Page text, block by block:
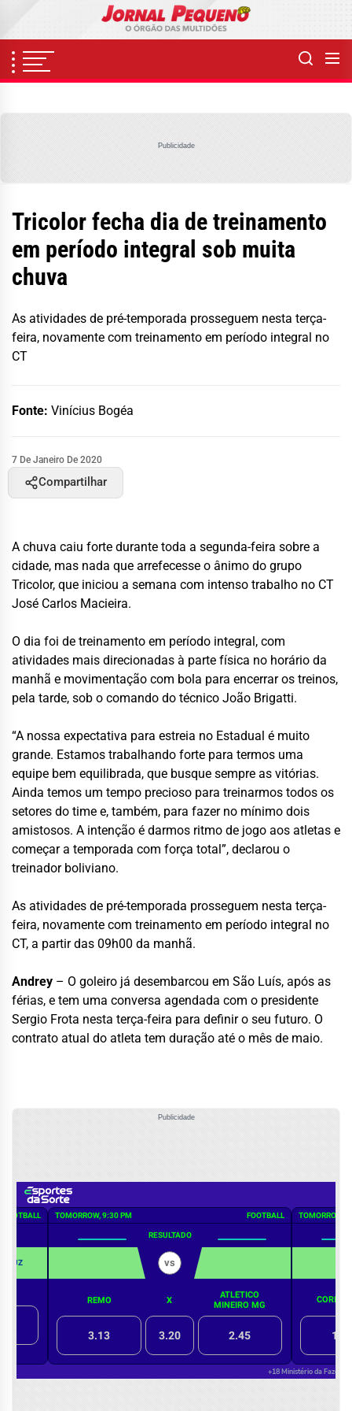
content
Publicidade
Tricolor fecha dia de treinamento
em período integral sob muita
chuva
As atividades de pré-temporada prosseguem nesta terça-
feira, novamente com treinamento em período integral no
CT
Fonte: Vinícius Bogéa
7 De Janeiro De 2020
Compartilhar
A chuva caiu forte durante toda a segunda-feira sobre a
cidade, mas nada que arrefecesse o ânimo do grupo
Tricolor, que iniciou a semana com intenso trabalho no CT
José Carlos Macieira.
O dia foi de treinamento em período integral, com
atividades mais direcionadas à parte física no horário da
manhã e movimentação com bola para encerrar os treinos,
pela tarde, sob o comando do técnico João Brigatti.
“A nossa expectativa para estreia no Estadual é muito
grande. Estamos trabalhando forte para termos uma
equipe bem equilibrada, que busque sempre as vitórias.
Ainda temos um tempo precioso para treinarmos todos os
setores do time e, também, para fazer no mínimo dois
amistosos. A intenção é darmos ritmo de jogo aos atletas e
começar a temporada com força total”, declarou o
treinador boliviano.
As atividades de pré-temporada prosseguem nesta terça-
feira, novamente com treinamento em período integral no
CT, a partir das 09h00 da manhã.
Andrey – O goleiro já desembarcou em São Luís, após as
férias, e tem uma conversa agendada com o presidente
Sergio Frota nesta terça-feira para definir o seu futuro. O
contrato atual do atleta tem duração até o mês de maio.
Publicidade